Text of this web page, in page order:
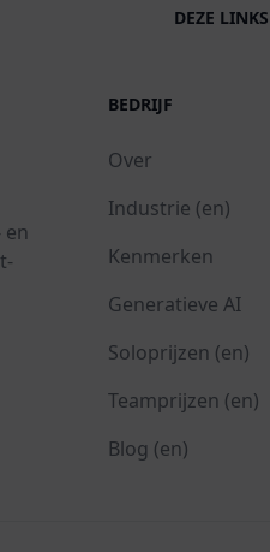
DEZE
BEDRIJF
Over
Industrie (en)
Kenmerken
Generatieve AI
Soloprijzen (en)
Teamprijzen (en)
Blog (en)